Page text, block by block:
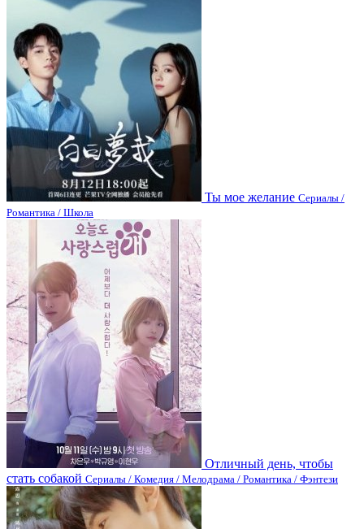
Ты мое желание Сериалы /
Романтика / Школа
Отличный день, чтобы
стать собакой Сериалы / Комедия / Мелодрама / Романтика / Фэнтези